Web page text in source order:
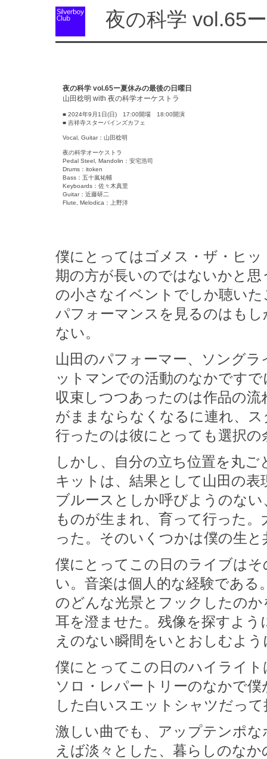
夜の科学 vol.65
夜の科学 vol.65ー夏休みの最後の日曜日
山田稔明 with 夜の科学オーケストラ
■ 2024年9月1日(日) 17:00開場 18:00開演
■ 吉祥寺スターパインズカフェ
Vocal, Guitar：山田稔明
夜の科学オーケストラ
Pedal Steel, Mandolin：安宅浩司
Drums：itoken
Bass：五十嵐祐輔
Keyboards：佐々木真里
Guitar：近藤研二
Flute, Melodica：上野洋
僕にとってはゴメス・ザ・ヒ
期の方が長いのではないかと
の小さなイベントでしか聴い
パフォーマンスを見るのはも
ない。
山田のパフォーマー、ソング
ットマンでの活動のなかです
収束しつつあったのは作品の
がままならなくなるに連れ、
行ったのは彼にとっても選択
しかし、自分の立ち位置を丸
キットは、結果として山田の
ブルースとしか呼びようのな
ものが生まれ、育って行った
った。そのいくつかは僕の生と
僕にとってこの日のライブは
い。音楽は個人的な経験であ
のどんな光景とフックしたの
耳を澄ませた。残像を探すよ
えのない瞬間をいとおしむよ
僕にとってこの日のハイライ
ソロ・レパートリーのなかで
した白いスエットシャツだっ
激しい曲でも、アップテンポ
えば淡々とした、暮らしのな